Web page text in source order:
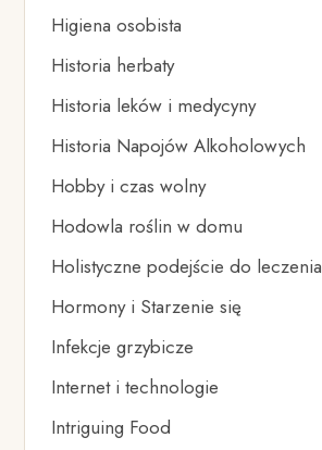
Higiena osobista
Historia herbaty
Historia leków i medycyny
Historia Napojów Alkoholowych
Hobby i czas wolny
Hodowla roślin w domu
Holistyczne podejście do leczenia
Hormony i Starzenie się
Infekcje grzybicze
Internet i technologie
Intriguing Food